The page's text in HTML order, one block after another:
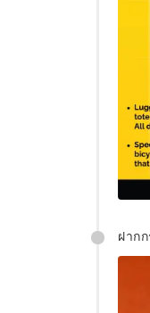
ฝาก